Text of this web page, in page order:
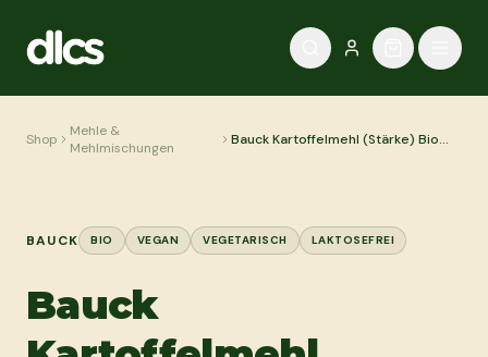
Shop
Mehle &
Mehlmischungen
Bauck Kartoffelmehl (Stärke) Bio
BAUCK BIO VEGAN VEGETARISCH LAKTOSEFREI
Bauck